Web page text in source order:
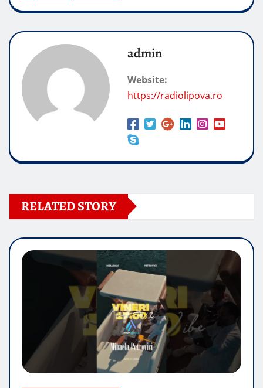
admin
Website:
https://radiolipova.ro
RELATED STORY